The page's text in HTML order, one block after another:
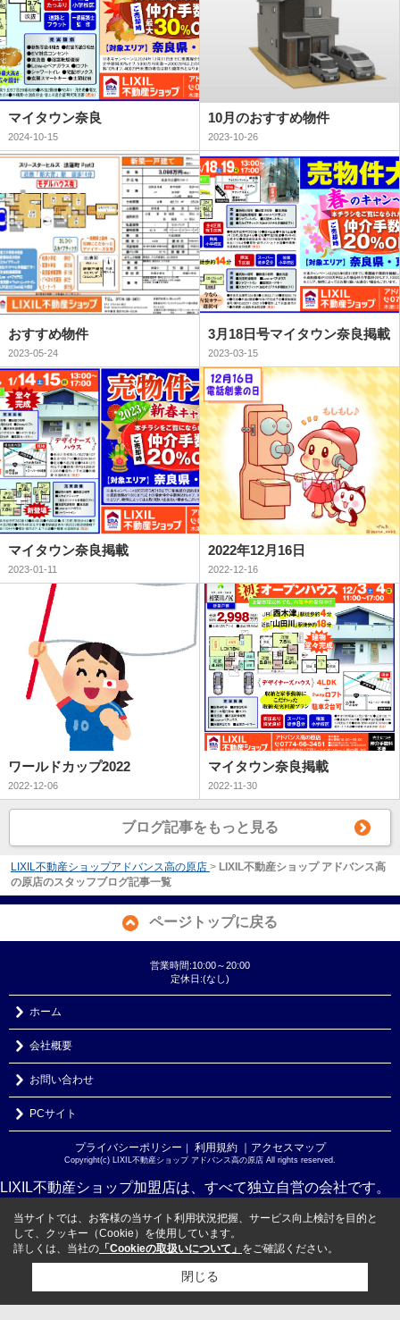
マイタウン奈良
2024-10-15
10月のおすすめ物件
2023-10-26
おすすめ物件
2023-05-24
3月18日号マイタウン奈良掲載
2023-03-15
マイタウン奈良掲載
2023-01-11
2022年12月16日
2022-12-16
ワールドカップ2022
2022-12-06
マイタウン奈良掲載
2022-11-30
ブログ記事をもっと見る
LIXIL不動産ショップアドバンス高の原店 > LIXIL不動産ショップ アドバンス高
の原店のスタッフブログ記事一覧
ページトップに戻る
営業時間:10:00～20:00
定休日:(なし)
ホーム
会社概要
お問い合わせ
PCサイト
プライバシーポリシー 利用規約 ｜アクセスマップ
Copyright(c) LIXIL不動産ショップ アドバンス高の原店 All rights reserved.
LIXIL不動産ショップ加盟店は、すべて独立自営の会社です。
当サイトでは、お客様の当サイト利用状況把握、サービス向上検討を目的と
して、クッキー（Cookie）を使用しています。
詳しくは、当社の 「Cookieの取扱いについて」 をご確認ください。
閉じる